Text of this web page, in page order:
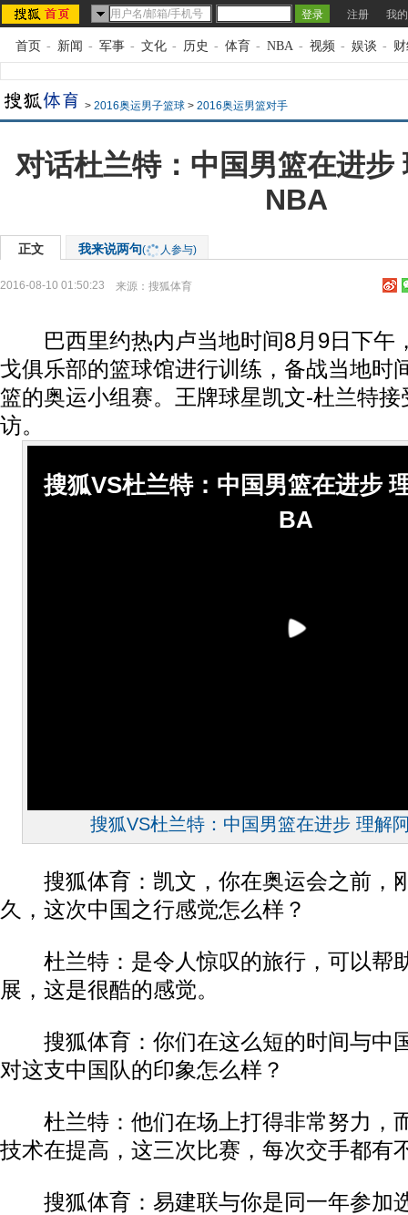
注册 我
首页 - 新闻 - 军事 - 文化 - 历史 - 体育 - NBA - 视频 - 娱谈 -
> 2016奥运男子篮球 > 2016奥运男篮对手
对话杜兰特：中国男篮在进步
NBA
正文 我来说两句( 人参与)
2016-08-10 01:50:23 来源： 搜狐体育
巴西里约热内卢当地时间8月9日下午
戈俱乐部的篮球馆进行训练，备战当地时
篮的奥运小组赛。王牌球星凯文-杜兰特
访。
搜狐VS杜兰特：中国男篮在进步
BA
搜狐VS杜兰特：中国男篮在进步 理解
搜狐体育：凯文，你在奥运会之前，
久，这次中国之行感觉怎么样？
杜兰特：是令人惊叹的旅行，可以帮
展，这是很酷的感觉。
搜狐体育：你们在这么短的时间与中
对这支中国队的印象怎么样？
杜兰特：他们在场上打得非常努力，
技术在提高，这三次比赛，每次交手都有
搜狐体育：易建联与你是同一年参加